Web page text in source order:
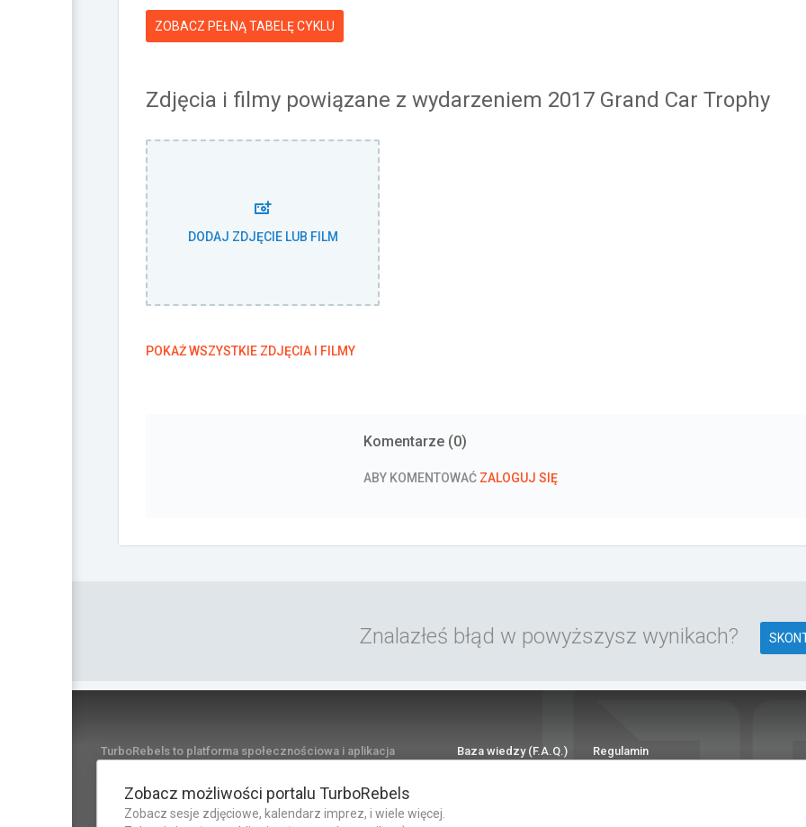
Zobacz możliwości portalu TurboRebels
Zobacz sesje zdjęciowe, kalendarz imprez, i wiele więcej.
ZOBACZ PEŁNĄ TABELĘ CYKLU
Zdjęcia i filmy powiązane z wydarzeniem 2017 Grand Car Trophy
DODAJ ZDJĘCIE LUB FILM
POKAŻ WSZYSTKIE ZDJĘCIA I FILMY
Komentarze (0)
ABY KOMENTOWAĆ ZALOGUJ SIĘ
Znalazłeś błąd w powyższysz wynikach?
TurboRebels to platforma społecznościowa i aplikacja
mobilna dla fanów motoryzacji.
INFORMACJE I KONTAKT
Baza wiedzy (F.A.Q.)
Regulamin